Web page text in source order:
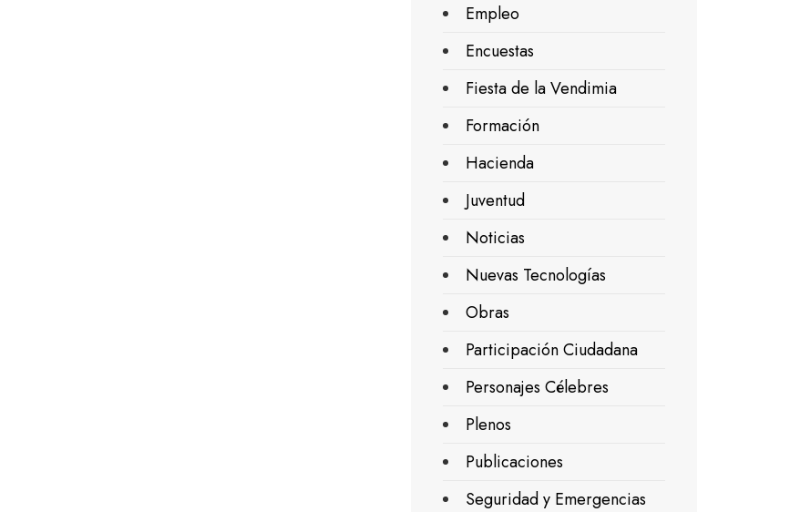
Empleo
Encuestas
Fiesta de la Vendimia
Formación
Hacienda
Juventud
Noticias
Nuevas Tecnologías
Obras
Participación Ciudadana
Personajes Célebres
Plenos
Publicaciones
Seguridad y Emergencias